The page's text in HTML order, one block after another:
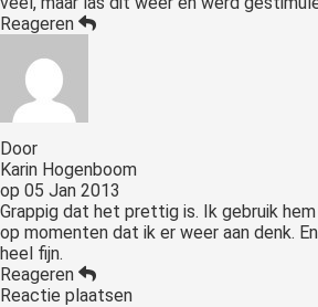
Reageren
Door
Karin Hogenboom
op 05 Jan 2013
Grappig dat het prettig is. Ik gebruik
op momenten dat ik er weer aan denk.
heel fijn.
Reageren
Reactie plaatsen